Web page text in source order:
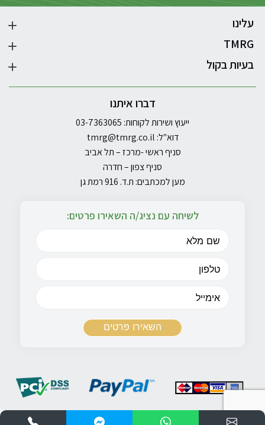
עלינו
TMRG
בעיות בקול
דברו איתנו
ייעוץ ושירות לקוחות: 03-7363065
דוא"ל: tmrg@tmrg.co.il
סניף ראשי -מרכז – תל אביב
סניף צפון – חדרה
מען למכתבים: ת.ד. 916 רמת גן
לשיחה עם נציג/ה השאירו פרטים: